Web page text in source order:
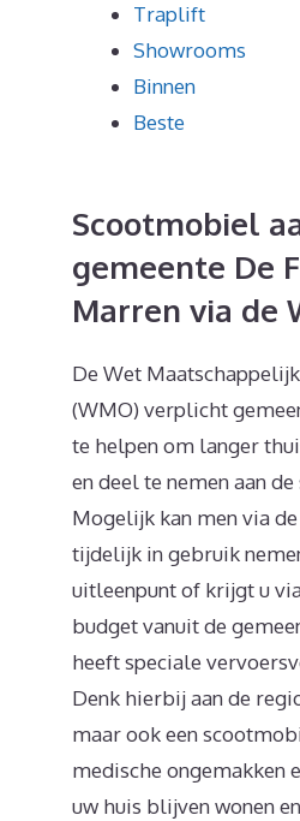
Traplift
Showrooms
Binnen
Beste
Scootmobiel
gemeente De
Marren via de
De Wet
(WMO) verplicht
te helpen om langer
en deel te nemen aan
Mogelijk kan men via
tijdelijk in gebruik
uitleenpunt of krijgt u
budget vanuit de
heeft speciale
Denk hierbij aan de
maar ook een
medische ongemakken
uw huis blijven wonen